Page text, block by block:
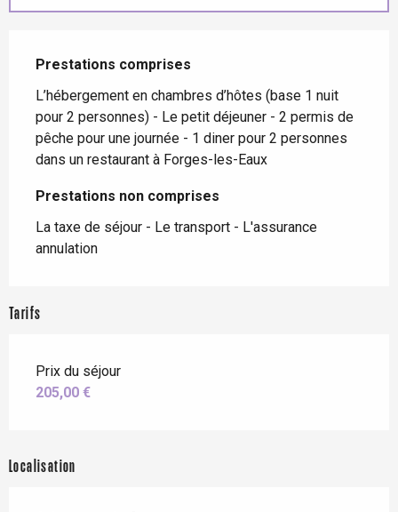
Prestations comprises
Prestations comprises
L’hébergement en chambres d’hôtes (base 1 nuit
pour 2 personnes) - Le petit déjeuner - 2 permis de
pêche pour une journée - 1 diner pour 2 personnes
dans un restaurant à Forges-les-Eaux
Prestations non comprises
Prestations non comprises
La taxe de séjour - Le transport - L'assurance
annulation
Tarifs
Prix du séjour
205,00 €
Localisation